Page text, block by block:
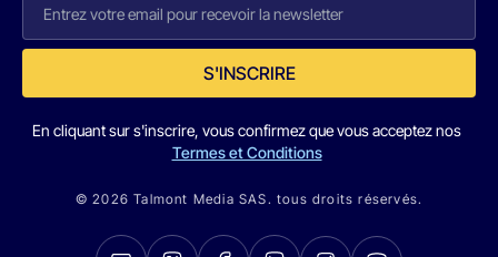
S'INSCRIRE
En cliquant sur s'inscrire, vous confirmez que vous acceptez nos
Termes et Conditions
© 2026 Talmont Media SAS. tous droits réservés.